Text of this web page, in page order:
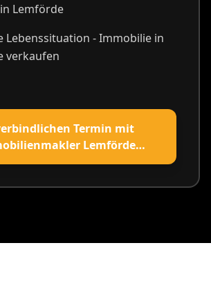
Lemförde
Lebenssituation - Immobilie in
verkaufen
Termin mit
Lemförde
vereinbaren